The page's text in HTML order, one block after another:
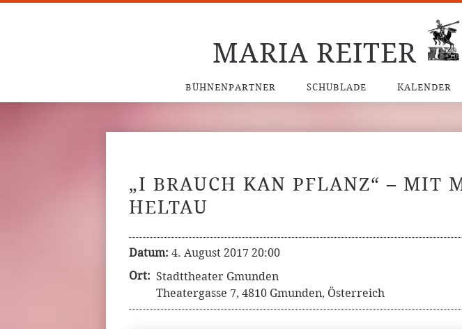
MARIA REITER
BÜHNENPARTNER SCHUBLADE KALENDER
„I BRAUCH KAN PFLANZ“ – MIT
HELTAU
Datum: 4. August 2017 20:00
Ort: Stadttheater Gmunden
Theatergasse 7, 4810 Gmunden, Österreich